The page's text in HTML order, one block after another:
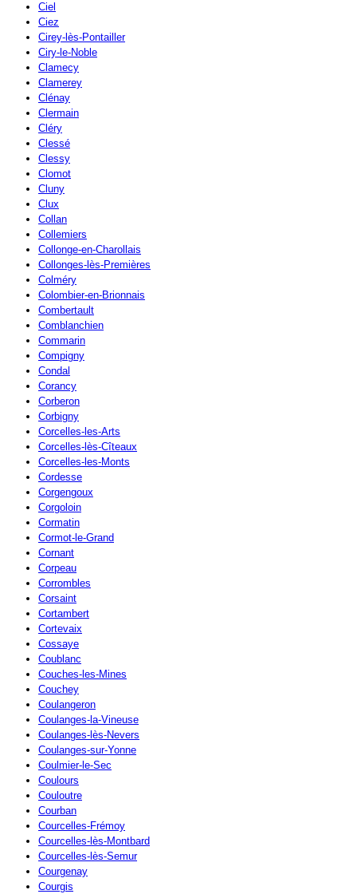
Ciel
Ciez
Cirey-lès-Pontailler
Ciry-le-Noble
Clamecy
Clamerey
Clénay
Clermain
Cléry
Clessé
Clessy
Clomot
Cluny
Clux
Collan
Collemiers
Collonge-en-Charollais
Collonges-lès-Premières
Colméry
Colombier-en-Brionnais
Combertault
Comblanchien
Commarin
Compigny
Condal
Corancy
Corberon
Corbigny
Corcelles-les-Arts
Corcelles-lès-Cîteaux
Corcelles-les-Monts
Cordesse
Corgengoux
Corgoloin
Cormatin
Cormot-le-Grand
Cornant
Corpeau
Corrombles
Corsaint
Cortambert
Cortevaix
Cossaye
Coublanc
Couches-les-Mines
Couchey
Coulangeron
Coulanges-la-Vineuse
Coulanges-lès-Nevers
Coulanges-sur-Yonne
Coulmier-le-Sec
Coulours
Couloutre
Courban
Courcelles-Frémoy
Courcelles-lès-Montbard
Courcelles-lès-Semur
Courgenay
Courgis